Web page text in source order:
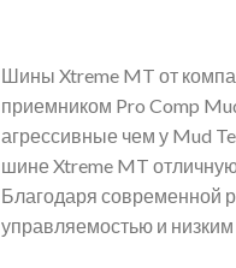
Шины Xtreme MT от
приемником Pro Comp
агрессивные чем у Mud
шине Xtreme MT
Благодаря современной
управляемостью и